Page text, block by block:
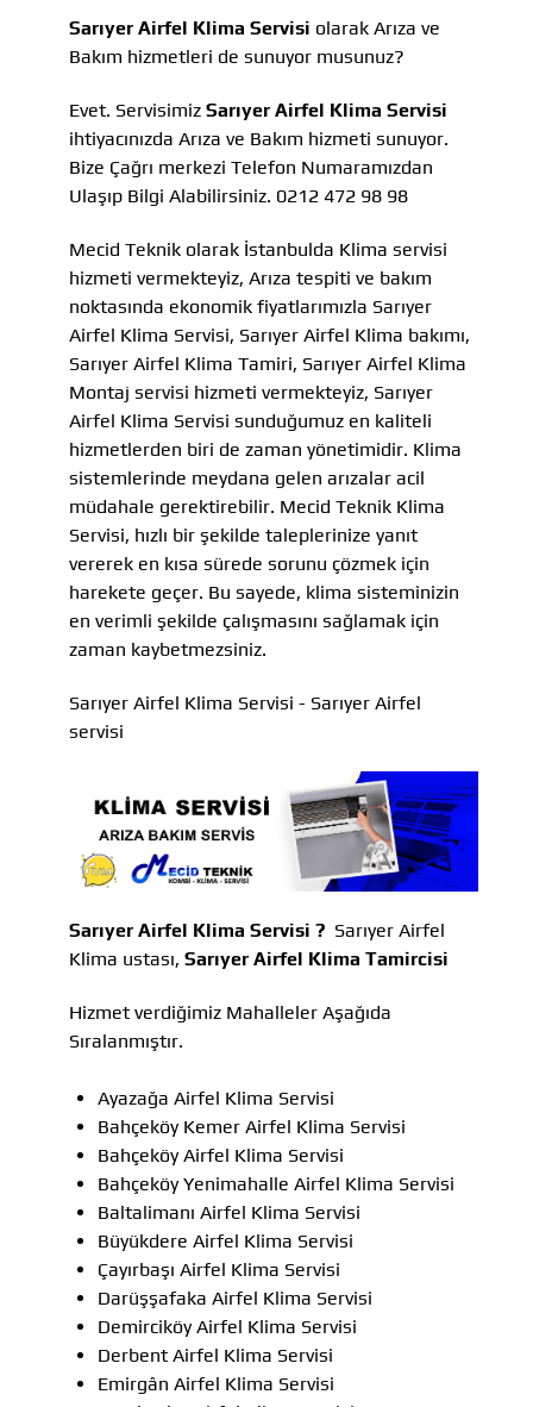
Sarıyer Airfel Klima Servisi olarak Arıza ve
Bakım hizmetleri de sunuyor musunuz?
Evet. Servisimiz Sarıyer Airfel Klima Servisi
ihtiyacınızda Arıza ve Bakım hizmeti sunuyor.
Bize Çağrı merkezi Telefon Numaramızdan
Ulaşıp Bilgi Alabilirsiniz. 0212 472 98 98
Mecid Teknik olarak İstanbulda Klima servisi
hizmeti vermekteyiz, Arıza tespiti ve bakım
noktasında ekonomik fiyatlarımızla Sarıyer
Airfel Klima Servisi, Sarıyer Airfel Klima bakımı,
Sarıyer Airfel Klima Tamiri, Sarıyer Airfel Klima
Montaj servisi hizmeti vermekteyiz, Sarıyer
Airfel Klima Servisi sunduğumuz en kaliteli
hizmetlerden biri de zaman yönetimidir. Klima
sistemlerinde meydana gelen arızalar acil
müdahale gerektirebilir. Mecid Teknik Klima
Servisi, hızlı bir şekilde taleplerinize yanıt
vererek en kısa sürede sorunu çözmek için
harekete geçer. Bu sayede, klima sisteminizin
en verimli şekilde çalışmasını sağlamak için
zaman kaybetmezsiniz.
Sarıyer Airfel Klima Servisi - Sarıyer Airfel
servisi
Sarıyer Airfel Klima Servisi ? Sarıyer Airfel
Klima ustası, Sarıyer Airfel Klima Tamircisi
Hizmet verdiğimiz Mahalleler Aşağıda
Sıralanmıştır.
Ayazağa Airfel Klima Servisi
Bahçeköy Kemer Airfel Klima Servisi
Bahçeköy Airfel Klima Servisi
Bahçeköy Yenimahalle Airfel Klima Servisi
Baltalimanı Airfel Klima Servisi
Büyükdere Airfel Klima Servisi
Çayırbaşı Airfel Klima Servisi
Darüşşafaka Airfel Klima Servisi
Demirciköy Airfel Klima Servisi
Derbent Airfel Klima Servisi
Emirgân Airfel Klima Servisi